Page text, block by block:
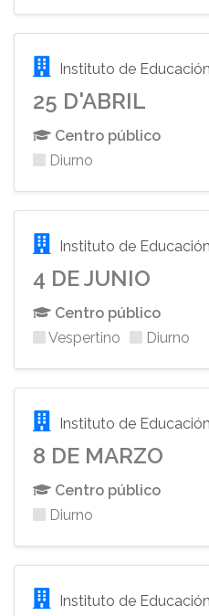
Instituto de
25 D'ABRIL
Centro público
Diurno
Instituto de
4 DE JUNIO
Centro público
Vespertino
Diurno
Instituto de
8 DE MARZO
Centro público
Diurno
Instituto de